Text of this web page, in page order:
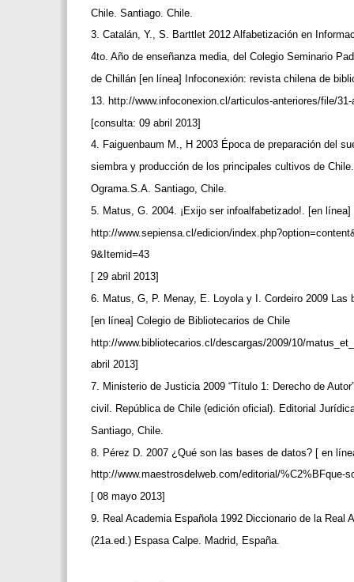
Chile. Santiago. Chile.
3. Catalán, Y., S. Barttlet 2012 Alfabetización en
4to. Año de enseñanza media, del Colegio Seminario
de Chillán [en línea] Infoconexión: revista chilena de
13. http://www.infoconexion.cl/articulos-anteriores/file/
[consulta: 09 abril 2013]
4. Faiguenbaum M., H 2003 Época de preparación del
siembra y producción de los principales cultivos de
Ograma.S.A. Santiago, Chile.
5. Matus, G. 2004. ¡Exijo ser infoalfabetizado!. [en
http://www.sepiensa.cl/edicion/
9&Itemid=43
[ 29 abril 2013]
6. Matus, G, P. Menay, E. Loyola y I. Cordeiro 2009
[en línea] Colegio de Bibliotecarios de Chile
http://www.bibliotecarios.cl/descargas/2009/10/
abril 2013]
7. Ministerio de Justicia 2009 “Título 1: Derecho de
civil. República de Chile (edición oficial). Editorial
Santiago, Chile.
8. Pérez D. 2007 ¿Qué son las bases de datos? [ en
http://www.maestrosdelweb.com/editorial/%C2%BFque-
[ 08 mayo 2013]
9. Real Academia Española 1992 Diccionario de la Real
(21a.ed.) Espasa Calpe. Madrid, España.